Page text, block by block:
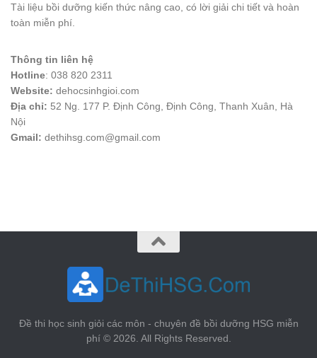
Tài liệu bồi dưỡng kiến thức nâng cao, có lời giải chi tiết và hoàn
toàn miễn phí.
Thông tin liên hệ
Hotline: 038 820 2311
Website: dehocsinhgioi.com
Địa chỉ: 52 Ng. 177 P. Định Công, Định Công, Thanh Xuân, Hà
Nội
Gmail: dethihsg.com@gmail.com
Đề thi học sinh giỏi các môn - chuyên đề bồi dưỡng HSG miễn
phí © 2026. All Rights Reserved.